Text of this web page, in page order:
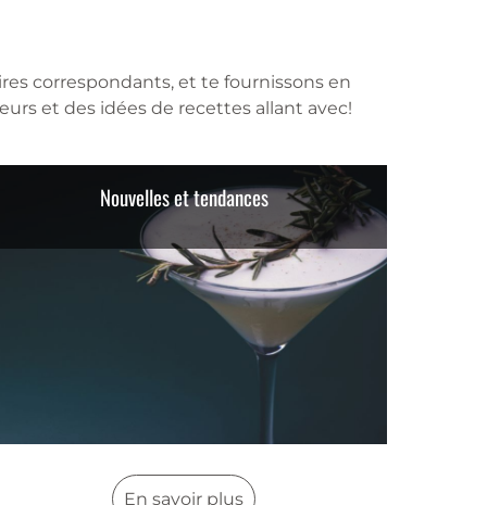
correspondants, et te fournissons en
et des idées de recettes allant avec!
Nouvelles et tendances
En savoir plus